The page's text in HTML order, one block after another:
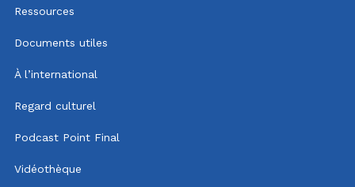
Ressources
Documents utiles
À l’international
Regard culturel
Podcast Point Final
Vidéothèque